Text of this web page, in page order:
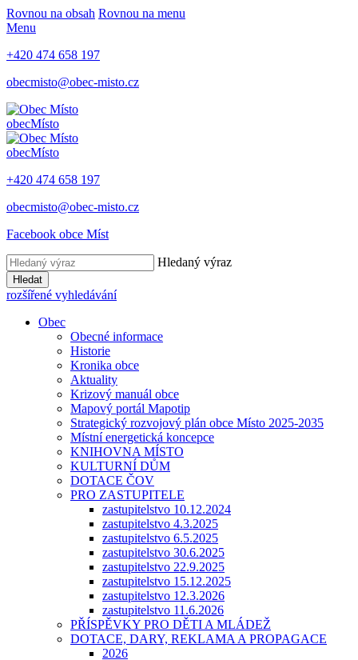
Rovnou na obsah Rovnou na menu
Menu
+420 474 658 197
obecmisto@obec-misto.cz
obecMísto
obecMísto
+420 474 658 197
obecmisto@obec-misto.cz
Facebook obce Míst
Hledaný výraz
Hledat
rozšířené vyhledávání
Obec
Obecné informace
Historie
Kronika obce
Aktuality
Krizový manuál obce
Mapový portál Mapotip
Strategický rozvojový plán obce Místo 2025-2035
Místní energetická koncepce
KNIHOVNA MÍSTO
KULTURNÍ DŮM
DOTACE ČOV
PRO ZASTUPITELE
zastupitelstvo 10.12.2024
zastupitelstvo 4.3.2025
zastupitelstvo 6.5.2025
zastupitelstvo 30.6.2025
zastupitelstvo 22.9.2025
zastupitelstvo 15.12.2025
zastupitelstvo 12.3.2026
zastupitelstvo 11.6.2026
PŘÍSPĚVKY PRO DĚTI A MLÁDEŽ
DOTACE, DARY, REKLAMA A PROPAGACE
2026